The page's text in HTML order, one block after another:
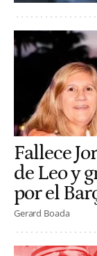
Fallece
de Leo y
por el
Gerard Boada